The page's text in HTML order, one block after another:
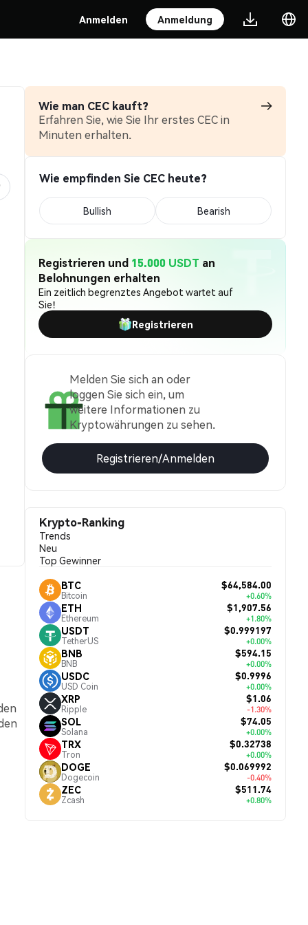
Anmelden Anmeldung
Wie man CEC kauft?
Erfahren Sie, wie Sie Ihr erstes CEC in
Minuten erhalten.
Wie empfinden Sie CEC heute?
Bullish Bearish
Registrieren und 15.000 USDT an
Belohnungen erhalten
Ein zeitlich begrenztes Angebot wartet auf
Sie!
Registrieren
Melden Sie sich an oder
loggen Sie sich ein, um
weitere Informationen zu
Kryptowährungen zu sehen.
Registrieren/Anmelden
Krypto-Ranking
Trends
Neu
Top Gewinner
BTC
Bitcoin
$64,584.00
+0.60%
ETH
Ethereum
$1,907.56
+1.80%
USDT
TetherUS
$0.999197
+0.00%
BNB
BNB
$594.15
+0.00%
USDC
USD Coin
$0.9996
+0.00%
XRP
Ripple
$1.06
-1.30%
SOL
Solana
$74.05
+0.00%
TRX
Tron
$0.32738
+0.00%
DOGE
Dogecoin
$0.069992
-0.40%
ZEC
Zcash
$511.74
+0.80%